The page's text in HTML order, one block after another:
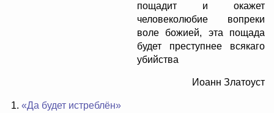
пощадит и окажет
человеколюбие вопреки
воле божией, эта пощада
будет преступнее всякаго
убийства
Иоанн Златоуст
«Да будет истреблён»